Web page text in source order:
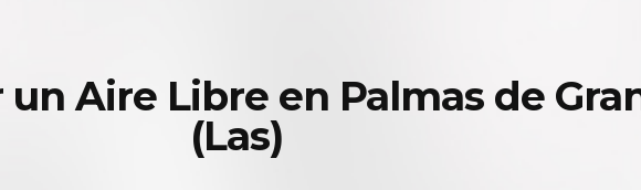
Aire Libre en Palmas de
(Las)